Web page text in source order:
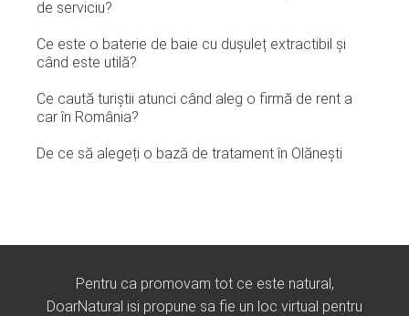
de serviciu?
Ce este o baterie de baie cu dușuleț extractibil și
când este utilă?
Ce caută turiștii atunci când aleg o firmă de rent a
car în România?
De ce să alegeți o bază de tratament în Olănești
Pentru ca promovam tot ce este natural,
DoarNatural isi propune sa fie un loc virtual pentru